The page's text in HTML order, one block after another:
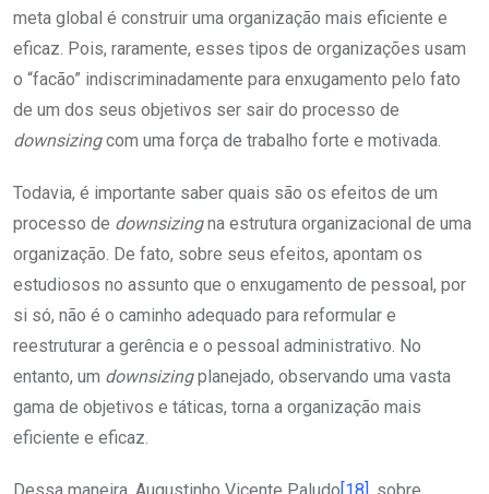
meta global é construir uma organização mais eficiente e
eficaz. Pois, raramente, esses tipos de organizações usam
o “facão” indiscriminadamente para enxugamento pelo fato
de um dos seus objetivos ser sair do processo de
downsizingcom uma força de trabalho forte e motivada.
Todavia, é importante saber quais são os efeitos de um
processo de downsizingna estrutura organizacional de uma
organização. De fato, sobre seus efeitos, apontam os
estudiosos no assunto que o enxugamento de pessoal, por
si só, não é o caminho adequado para reformular e
reestruturar a gerência e o pessoal administrativo. No
entanto, um downsizingplanejado, observando uma vasta
gama de objetivos e táticas, torna a organização mais
eficiente e eficaz.